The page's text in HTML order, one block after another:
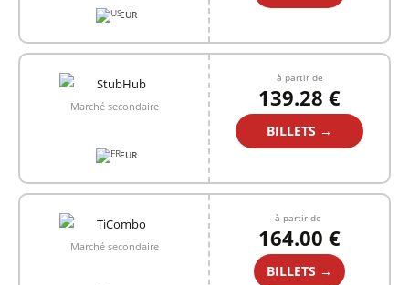
EUR
Marché secondaire
EUR
à partir de
139.28 €
BILLETS →
Marché secondaire
à partir de
164.00 €
BILLETS →